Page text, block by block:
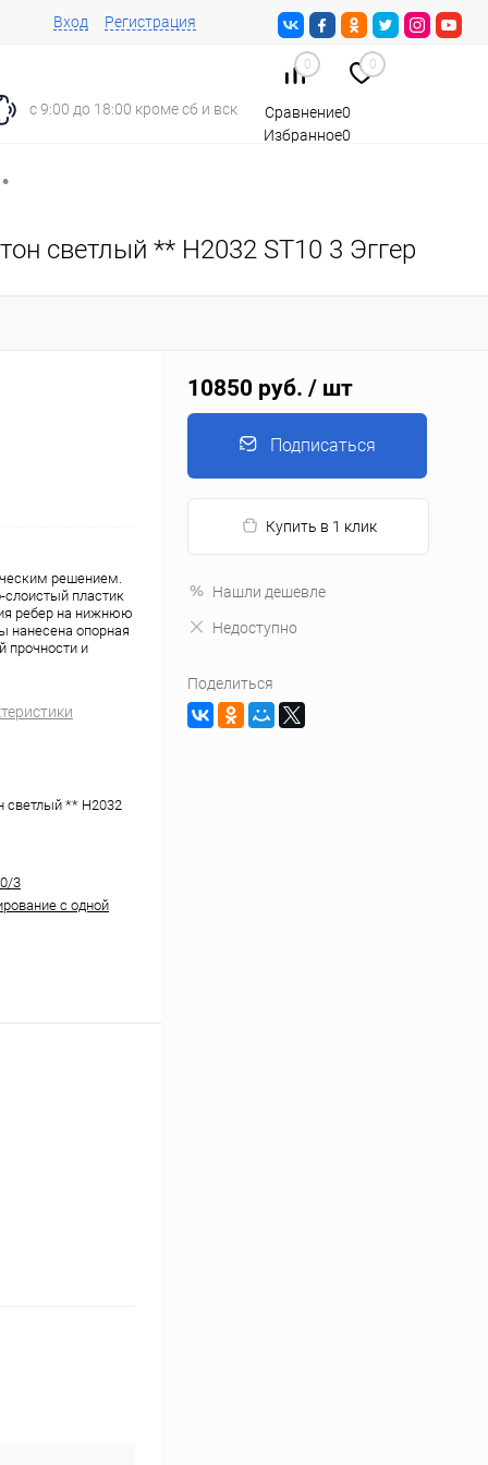
Вход Регистрация
с 9:00 до 18:00 кроме сб и вск
0 0
Сравнение0
Избранное0
•
светлый ** H2032 ST10 3 Эггер
решением.
пластик
ребер на нижнюю
нанесена опорная
прочности и
светлый ** H2032
3
с одной
10850 руб. / шт
Подписаться
Купить в 1 клик
Нашли дешевле
Недоступно
Поделиться